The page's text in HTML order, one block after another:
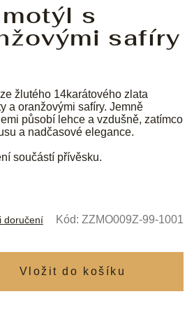
s
safíry
žlutého 14karátového zlata
a oranžovými safíry. Jemně
působí lehce a vzdušně, zatímco
a nadčasové elegance.
součástí přívěsku.
doručení Kód: ZZMO009Z-99-1001